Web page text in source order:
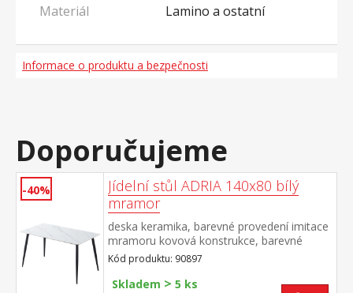
Materiál
Lamino a ostatní
Informace o produktu a bezpečnosti
Doporučujeme
-40%
Jídelní stůl ADRIA 140x80 bílý
mramor
deska keramika, barevné provedení imitace
mramoru kovová konstrukce, barevné
provedení černá
Kód produktu: 90897
Skladem > 5 ks